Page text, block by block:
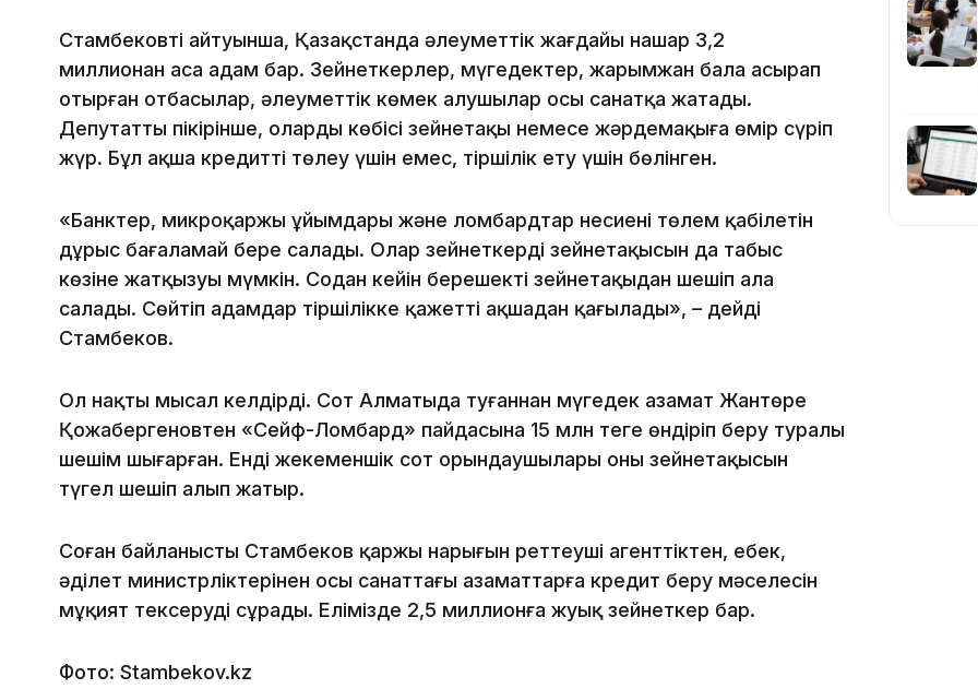
Стамбековтің айтуынша, Қазақстанда әлеуметтік жағдайы нашар 3,2
миллионан аса адам бар. Зейнеткерлер, мүгедектер, жарымжан бала асырап
отырған отбасылар, әлеуметтік көмек алушылар осы санатқа жатады.
Депутаттың пікірінше, олардың көбісі зейнетақы немесе жәрдемақыға өмір сүріп
жүр. Бұл ақша кредитті төлеу үшін емес, тіршілік ету үшін бөлінген.
«Банктер, микроқаржы ұйымдары және ломбардтар несиені төлем қабілетін
дұрыс бағаламай бере салады. Олар зейнеткердің зейнетақысын да табыс
көзіне жатқызуы мүмкін. Содан кейін берешекті зейнетақыдан шешіп ала
салады. Сөйтіп адамдар тіршілікке қажетті ақшадан қағылады», – дейді
Стамбеков.
Ол нақты мысал келдірді. Сот Алматыда туғаннан мүгедек азамат Жантөре
Қожабергеновтен «Сейф-Ломбард» пайдасына 15 млн теңге өндіріп беру туралы
шешім шығарған. Енді жекеменшік сот орындаушылары оның зейнетақысын
түгел шешіп алып жатыр.
Соған байланысты Стамбеков қаржы нарығын реттеуші агенттіктен, еңбек,
әділет министрліктерінен осы санаттағы азаматтарға кредит беру мәселесін
мұқият тексеруді сұрады. Елімізде 2,5 миллионға жуық зейнеткер бар.
Фото: Stambekov.kz